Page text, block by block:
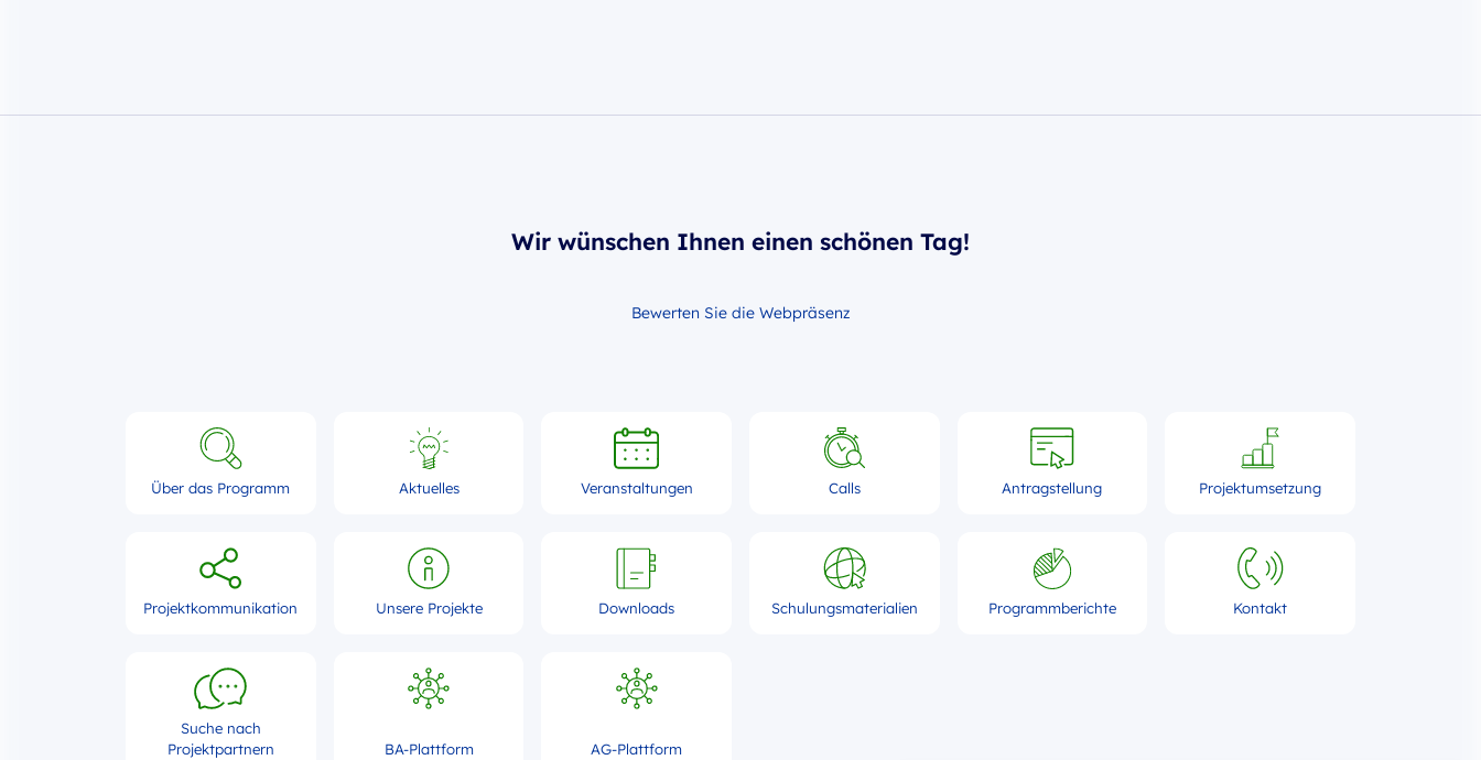
Wir wünschen Ihnen einen schönen Tag!
Bewerten Sie die Webpräsenz
Über das Programm Aktuelles Veranstaltungen Calls Antragstellung Projektumsetzung
Projektkommunikation Unsere Projekte Downloads Schulungsmaterialien Programmberichte Kontakt
Suche nach
Projektpartnern
BA-Plattform AG-Plattform